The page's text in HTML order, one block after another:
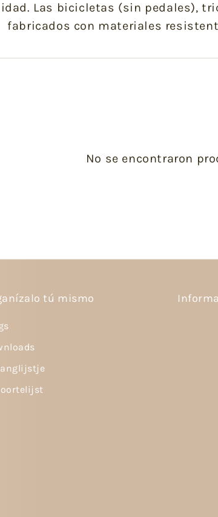
Las bicicletas (sin pedales),
fabricados con materiales
No se encontraron
tú mismo